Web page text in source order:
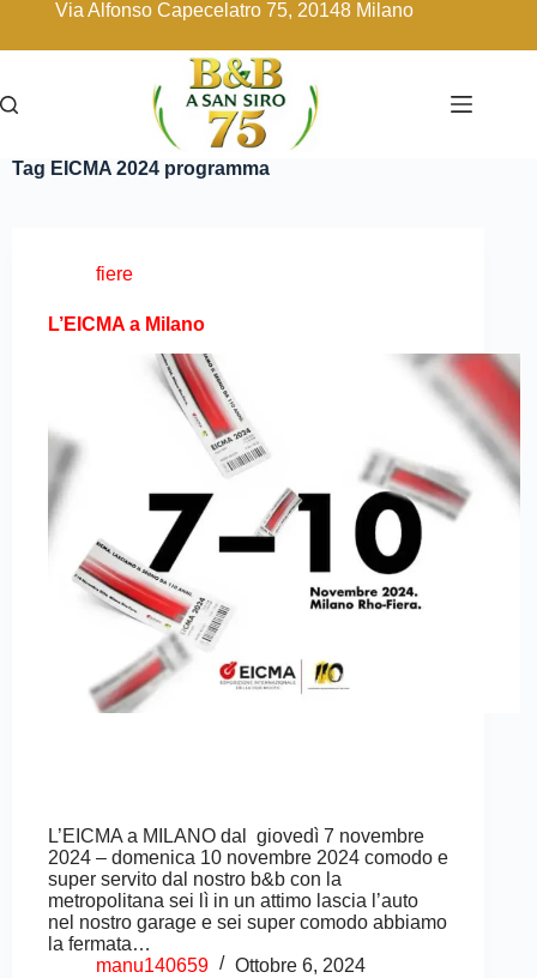
Via Alfonso Capecelatro 75, 20148 Milano
Tag EICMA 2024 programma
fiere
L’EICMA a Milano
L’EICMA a MILANO dal giovedì 7 novembre
2024 – domenica 10 novembre 2024 comodo e
super servito dal nostro b&b con la
metropolitana sei lì in un attimo lascia l’auto
nel nostro garage e sei super comodo abbiamo
la fermata…
manu140659
Ottobre 6, 2024